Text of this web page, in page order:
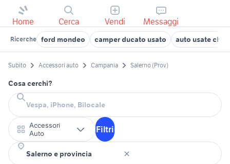
Home Cerca Vendi Messaggi
Ricerche ford mondeo camper ducato usato auto usate
Subito Accessori auto Campania Salerno (Prov)
Cosa cerchi?
Accessori
Auto
Filtri